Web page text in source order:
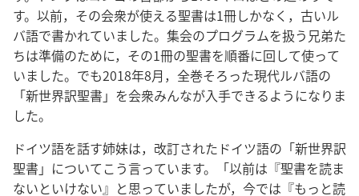
す。 以前，その会衆が使える聖書は1冊しかなく， 古いル
バ語で書かれていました。 集会のプログラムを扱う 兄弟た
ちは準備のために，その1冊の聖書を順番に回して使って
いました。でも2018年8月 ， 全巻そろった現代ルバ語の
「新世界訳聖書 」を会衆みんなが入手できるようになりま
した。
ドイツ語を話す姉妹は， 改訂されたドイツ語の「新世界訳
聖書 」についてこう言っています。「以前は『聖書を読ま
ないといけない』と思っていましたが， 今では『もっと読